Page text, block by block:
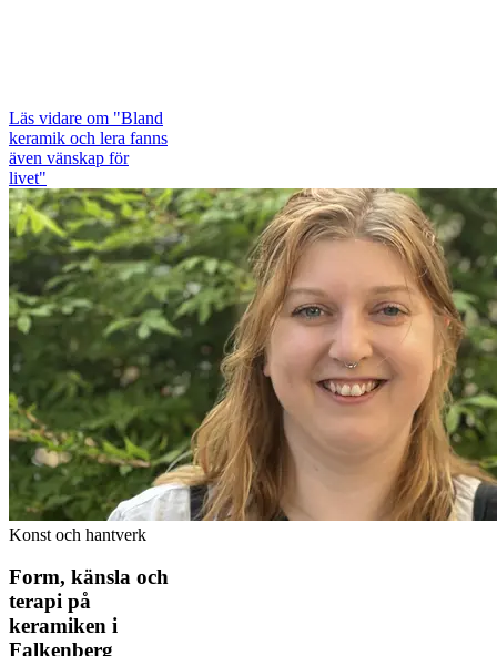
Läs vidare om "Bland
keramik och lera fanns
även vänskap för
livet"
Konst och hantverk
Form, känsla och
terapi på
keramiken i
Falkenberg